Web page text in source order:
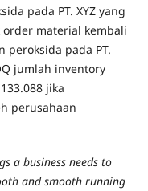
pada PT. XYZ yang
material kembali
pada PT.
jumlah inventory
jika
perusahaan
a business needs to
and smooth running